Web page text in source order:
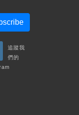
追蹤我
們的